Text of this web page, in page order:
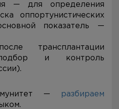
— для определения
оппортунистических
показатель —
трансплантации
и контроль
—
разбираем